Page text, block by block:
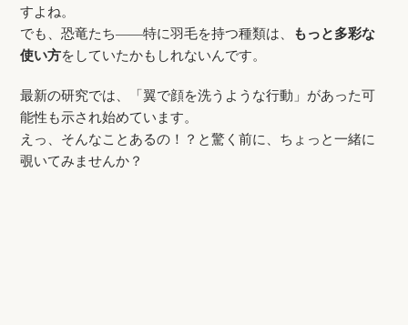
すよね。
でも、恐竜たち――特に羽毛を持つ種類は、 もっと多彩な
使い方をしていたかもしれないんです。
最新の研究では、「翼で顔を洗うような行動」があった可
能性も示され始めています。
えっ、そんなことあるの！？と驚く前に、ちょっと一緒に
覗いてみませんか？